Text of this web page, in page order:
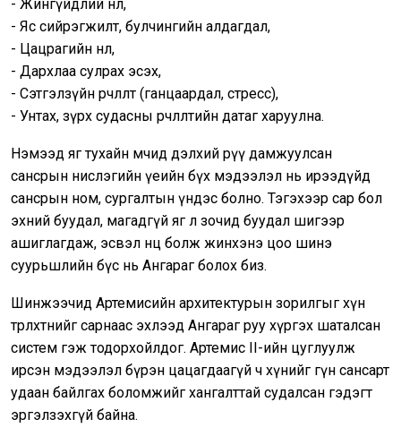
- Жингүйдлий нөлөө,
- Яс сийрэгжилт, булчингийн алдагдал,
- Цацрагийн нөлөө,
- Дархлаа сулрах эсэх,
- Сэтгэлзүйн өөрчлөлт (ганцаардал, стресс),
- Унтах, зүрх судасны өөрчлөлтийн датаг харуулна.
Нэмээд яг тухайн мөчид дэлхий рүү дамжуулсан
сансрын нислэгийн үеийн бүх мэдээлэл нь ирээдүйд
сансрын ном, сургалтын үндэс болно. Тэгэхээр сар бол
эхний буудал, магадгүй яг л зочид буудал шигээр
ашиглагдаж, эсвэл нөөц болж жинхэнэ цоо шинэ
суурьшлийн бүс нь Ангараг болох биз.
Шинжээчид Артемисийн архитектурын зорилгыг хүн
төрөлхтнийг сарнаас эхлээд Ангараг руу хүргэх шаталсан
систем гэж тодорхойлдог. Aртемис II-ийн цуглуулж
ирсэн мэдээлэл бүрэн цацагдаагүй ч хүнийг гүн сансарт
удаан байлгах боломжийг хангалттай судалсан гэдэгт
эргэлзэхгүй байна.